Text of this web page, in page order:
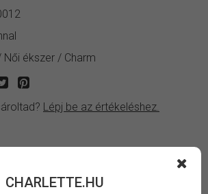
CHARLETTE.HU
Női ékszer / Charm
Lépj be az értékeléshez.